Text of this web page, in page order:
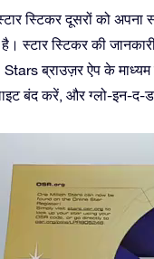
स्टिकर दूसरों को अपना
स्टार स्टिकर की
ब्राउज़र ऐप के
बंद करें, और ग्लो-इन-